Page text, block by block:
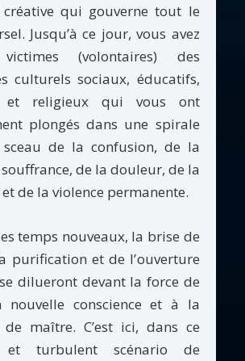
qui gouverne tout le
Jusqu’à ce jour, vous avez
(volontaires) des
culturels sociaux, éducatifs,
et religieux qui vous ont
plongés dans une spirale
de la confusion, de la
de la douleur, de la
de la violence permanente.
temps nouveaux, la brise de
purification et de l’ouverture
dilueront devant la force de
nouvelle conscience et à la
de maître. C’est ici, dans ce
et turbulent scénario de